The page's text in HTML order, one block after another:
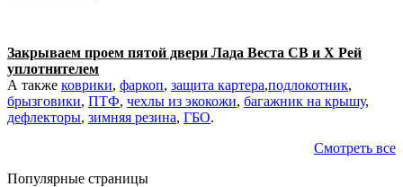
Закрываем проем пятой двери Лада Веста СВ и Х Рей
уплотнителем
А также коврики, фаркоп, защита картера,подлокотник,
брызговики, ПТФ, чехлы из экокожи, багажник на крышу,
дефлекторы, зимняя резина, ГБО.
Смотреть все
Популярные страницы